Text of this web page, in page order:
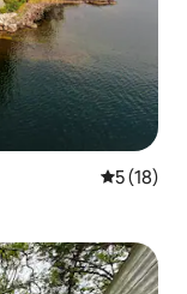
5 de uma
5 (18)